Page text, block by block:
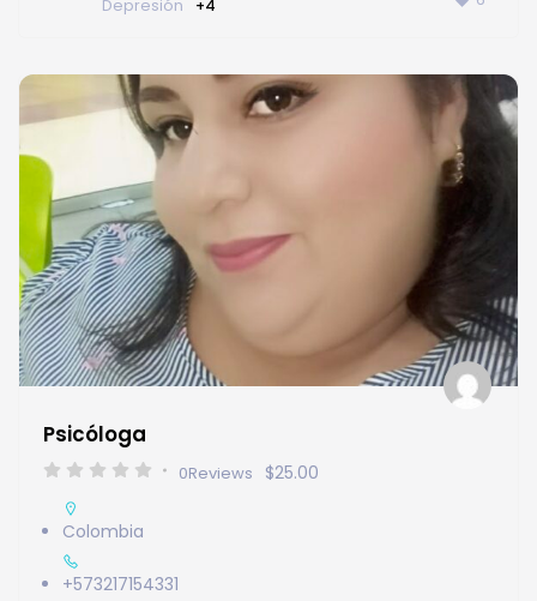
Depresión +4
Psicóloga
0Reviews $25.00
Colombia
+573217154331